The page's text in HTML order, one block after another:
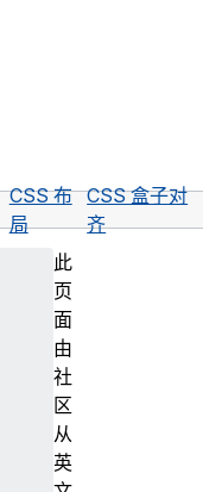
CSS 布
局
CSS 盒子对
齐
此
页
面
由
社
区
从
英